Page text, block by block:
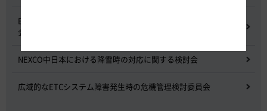
E20 中央道を跨ぐ橋梁の耐震補強工事施工不良に関する調査委員
会
NEXCO中日本における降雪時の対応に関する検討会
広域的なETCシステム障害発生時の危機管理検討委員会